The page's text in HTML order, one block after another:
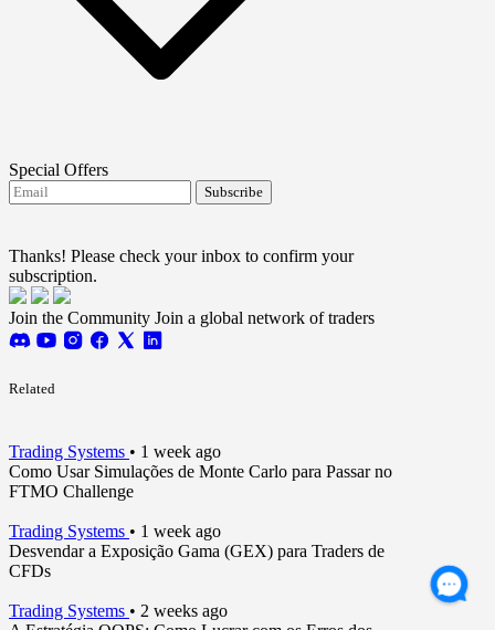
Special Offers
Subscribe
Thanks! Please check your inbox to confirm your
subscription.
Join the Community Join a global network of traders
Related
Trading Systems • 1 week ago
Como Usar Simulações de Monte Carlo para Passar no
FTMO Challenge
Trading Systems • 1 week ago
Desvendar a Exposição Gama (GEX) para Traders de
CFDs
Trading Systems • 2 weeks ago